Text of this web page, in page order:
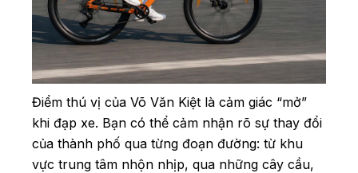
Điểm thú vị của Võ Văn Kiệt là cảm giác “mở”
khi đạp xe. Bạn có thể cảm nhận rõ sự thay đổi
của thành phố qua từng đoạn đường: từ khu
vực trung tâm nhộn nhịp, qua những cây cầu,